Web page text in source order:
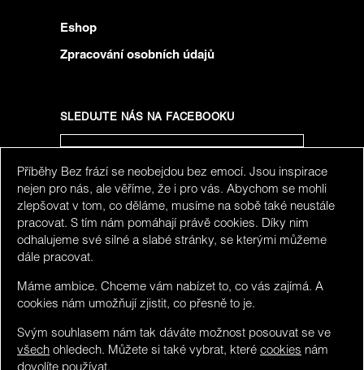
Eshop
Zpracování osobních údajů
SLEDUJTE NÁS NA FACEBOOKU
SLEDUJTE NÁS NA INSTAGRAMU
Příběhy Bez frází se neobejdou bez emocí. Jsou inspirace
nejen pro nás, ale věříme, že i pro vás. Abychom se mohli
zlepšovat v tom, co děláme, musíme na sobě také neustále
pracovat. S tím nám pomáhají právě cookies. Díky nim
odhalujeme své silné a slabé stránky, se kterými můžeme
dále pracovat.
Máme ambice. Chceme vám nabízet to, co vás zajímá. A
cookies nám umožňují zjistit, co přesně to je.
Svým souhlasem nám tak dáváte možnost posouvat se ve
všech ohledech. Můžete si také vybrat, které cookies nám